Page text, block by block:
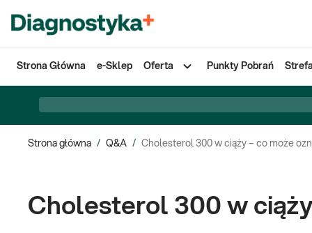
Strona Główna e-Sklep Oferta Punkty Pobrań
Strona główna / Q&A / Cholesterol 300 w ciąży – co może
Cholesterol 300 w